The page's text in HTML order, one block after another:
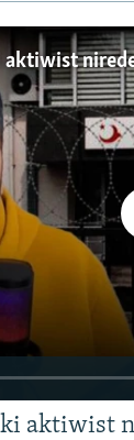
No media
aktiwist